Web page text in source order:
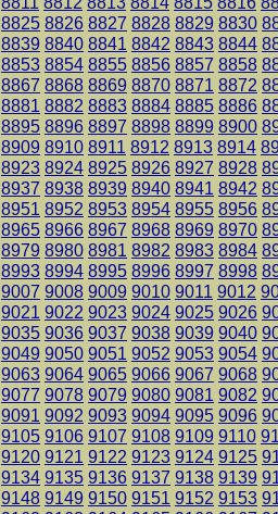
8825 8826 8827 8828 8829 8830
8839 8840 8841 8842 8843 8844
8853 8854 8855 8856 8857 8858
8867 8868 8869 8870 8871 8872
8881 8882 8883 8884 8885 8886
8895 8896 8897 8898 8899 8900
8909 8910 8911 8912 8913 8914
8923 8924 8925 8926 8927 8928
8937 8938 8939 8940 8941 8942
8951 8952 8953 8954 8955 8956
8965 8966 8967 8968 8969 8970
8979 8980 8981 8982 8983 8984
8993 8994 8995 8996 8997 8998
9007 9008 9009 9010 9011 9012
9021 9022 9023 9024 9025 9026
9035 9036 9037 9038 9039 9040
9049 9050 9051 9052 9053 9054
9063 9064 9065 9066 9067 9068
9077 9078 9079 9080 9081 9082
9091 9092 9093 9094 9095 9096
9105 9106 9107 9108 9109 9110
9120 9121 9122 9123 9124 9125
9134 9135 9136 9137 9138 9139
9148 9149 9150 9151 9152 9153